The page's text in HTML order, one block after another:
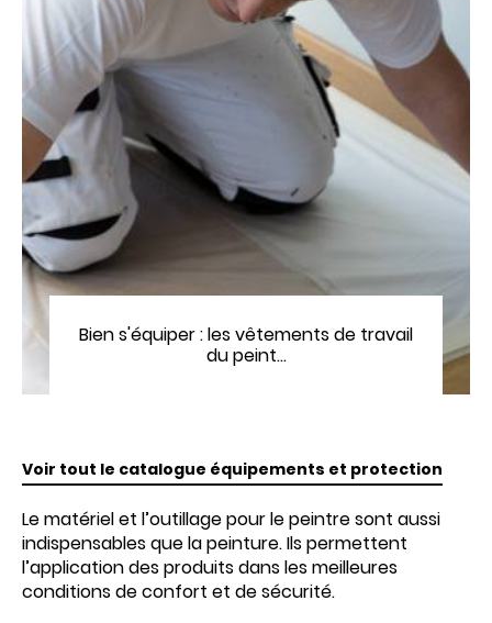
Bien s'équiper : les vêtements de travail
du peint…
Voir tout le catalogue équipements et protection
Le matériel et l’outillage pour le peintre sont aussi
indispensables que la peinture. Ils permettent
l’application des produits dans les meilleures
conditions de confort et de sécurité.